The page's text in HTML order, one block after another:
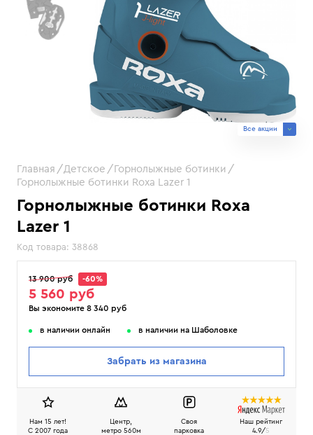
Горнолыжные ботинки Roxa
Lazer 1
Код товара: 38868
Все акции
Главная Детское
Горнолыжные ботинки
Горнолыжные ботинки Roxa Lazer 1
13 900 руб -60%
5 560 руб
Вы экономите 8 340 руб
в наличии онлайн в наличии на Шаболовке
Забрать из магазина
Нам 15 лет!
C 2007 года
Центр,
метро 560м
Своя
парковка
Наш рейтинг
4.9/5